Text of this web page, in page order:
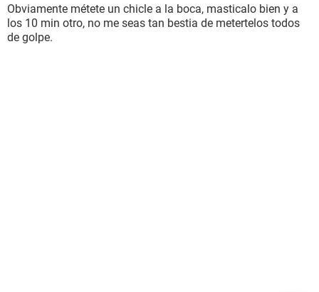
Obviamente métete un chicle a la boca, masticalo bien y a
los 10 min otro, no me seas tan bestia de metertelos todos
de golpe.